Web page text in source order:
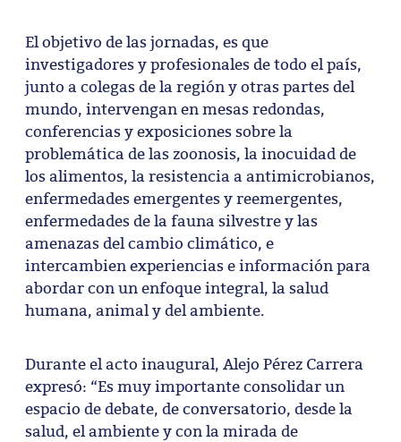
El objetivo de las jornadas, es que
investigadores y profesionales de todo el país,
junto a colegas de la región y otras partes del
mundo, intervengan en mesas redondas,
conferencias y exposiciones sobre la
problemática de las zoonosis, la inocuidad de
los alimentos, la resistencia a antimicrobianos,
enfermedades emergentes y reemergentes,
enfermedades de la fauna silvestre y las
amenazas del cambio climático, e
intercambien experiencias e información para
abordar con un enfoque integral, la salud
humana, animal y del ambiente.
Durante el acto inaugural, Alejo Pérez Carrera
expresó: “Es muy importante consolidar un
espacio de debate, de conversatorio, desde la
salud, el ambiente y con la mirada de